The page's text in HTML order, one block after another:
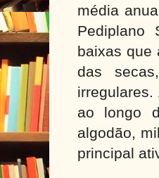
média
Pediplano
baixas que
das
ao longo
algodão,
principal